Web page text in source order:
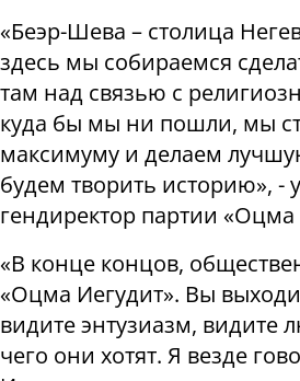
«Беэр-Шева – столица
здесь мы собираемся
там над связью с
куда бы мы ни пошли, мы
максимуму и делаем
будем творить историю», -
гендиректор партии «Оцма
«В конце концов,
«Оцма Иегудит». Вы
видите энтузиазм, видите
чего они хотят. Я везде